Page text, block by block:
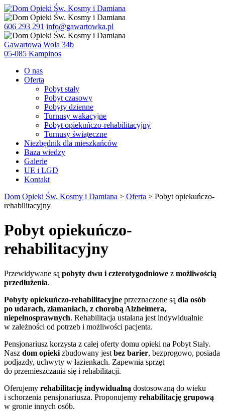
606 293 291 info@gawartowka.pl
Gawartowa Wola 34b
05-085 Kampinos
O nas
Oferta
Pobyt stały
Pobyt czasowy
Pobyty dzienne
Turnusy wakacyjne
Pobyt opiekuńczo-rehabilitacyjny
Turnusy świąteczne
Niezbędnik dla mieszkańców
Baza wiedzy
Galerie
UE i LGD
Kontakt
Dom Opieki Św. Kosmy i Damiana > Oferta > Pobyt opiekuńczo-
rehabilitacyjny
Pobyt opiekuńczo-
rehabilitacyjny
Przewidywane są pobyty dwu i czterotygodniowe z możliwością
przedłużenia.
Pobyty opiekuńczo-rehabilitacyjne przeznaczone są dla osób
po udarach, złamaniach, z chorobą Alzheimera,
niepełnosprawnych. Rehabilitacja ustalana jest indywidualnie
w zależności od potrzeb i możliwości pacjenta.
Pensjonariusz korzysta z całej oferty domu opieki na Pobyt Stały.
Nasz dom opieki zbudowany jest bez barier, bezprogowo, posiada
podjazdy, uchwyty w łazienkach. Zapewnia sprzęt
do przemieszczania się i rehabilitacji.
Oferujemy rehabilitację indywidualną dostosowaną do wieku
i schorzenia pensjonariusza. Proponujemy rehabilitację grupową
w gronie innych osób.